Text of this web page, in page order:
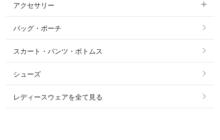
ニット・セーター
シャツ・ブラウス・ワンピース
ショーシャツ
すべてのファッション雑貨
ソックス
ベルト
アクセサリー
すべてのアクセサリー
リング
ピアス・イヤリング
バッグ・ポーチ
スカート・パンツ・ボトムス
シューズ
レディースウェアを全て見る